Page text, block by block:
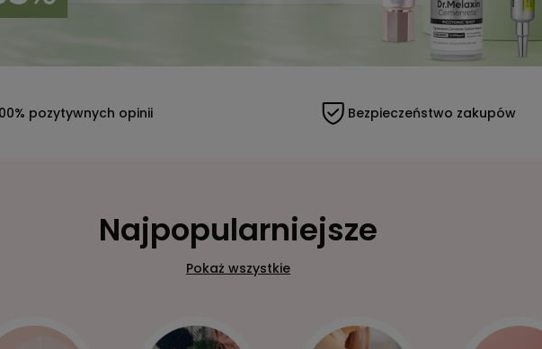
pozytywnych opinii Bezpieczeństwo zakupów
Najpopularniejsze
Pokaż wszystkie